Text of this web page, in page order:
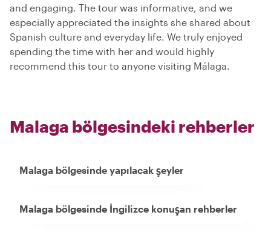
and engaging. The tour was informative, and we
especially appreciated the insights she shared about
Spanish culture and everyday life. We truly enjoyed
spending the time with her and would highly
recommend this tour to anyone visiting Málaga.
Malaga bölgesindeki rehberler
Malaga bölgesinde yapılacak şeyler
Malaga bölgesinde İngilizce konuşan rehberler